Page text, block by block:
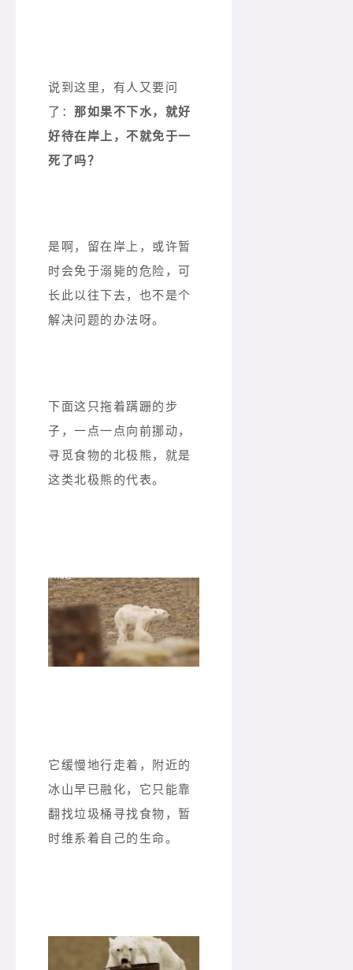
说到这里，有人又要问
了： 那如果不下水，就好
好待在岸上，不就免于一
死了吗？
是啊，留在岸上，或许暂
时会免于溺毙的危险，可
长此以往下去，也不是个
解决问题的办法呀。
下面这只拖着蹒跚的步
子，一点一点向前挪动，
寻觅食物的北极熊，就是
这类北极熊的代表。
它缓慢地行走着，附近的
冰山早已融化，它只能靠
翻找垃圾桶寻找食物，暂
时维系着自己的生命。